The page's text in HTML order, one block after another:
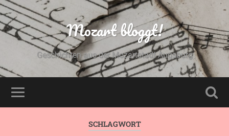
Mozart bloggt!
Geschichten aus der Mozartstadt Augsburg
SCHLAGWORT